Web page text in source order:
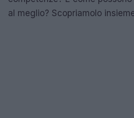
al meglio? Scopriamolo